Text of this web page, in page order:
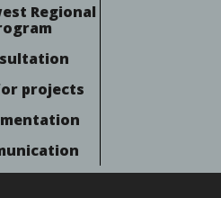
Regional
projects